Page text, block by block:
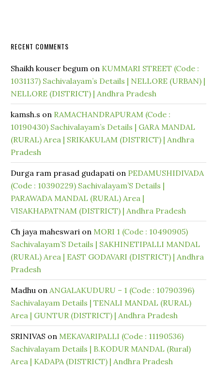
RECENT COMMENTS
Shaikh kouser begum on KUMMARI STREET (Code :
1031137) Sachivalayam’s Details | NELLORE (URBAN) |
NELLORE (DISTRICT) | Andhra Pradesh
kamsh.s on RAMACHANDRAPURAM (Code :
10190430) Sachivalayam’s Details | GARA MANDAL
(RURAL) Area | SRIKAKULAM (DISTRICT) | Andhra
Pradesh
Durga ram prasad gudapati on PEDAMUSHIDIVADA
(Code : 10390229) Sachivalayam’S Details |
PARAWADA MANDAL (RURAL) Area |
VISAKHAPATNAM (DISTRICT) | Andhra Pradesh
Ch jaya maheswari on MORI 1 (Code : 10490905)
Sachivalayam’S Details | SAKHINETIPALLI MANDAL
(RURAL) Area | EAST GODAVARI (DISTRICT) | Andhra
Pradesh
Madhu onANGALAKUDURU – 1 (Code : 10790396)
Sachivalayam Details | TENALI MANDAL (RURAL)
Area | GUNTUR (DISTRICT) | Andhra Pradesh
SRINIVAS on MEKAVARIPALLI (Code : 11190536)
Sachivalayam Details | B.KODUR MANDAL (Rural)
Area | KADAPA (DISTRICT) | Andhra Pradesh